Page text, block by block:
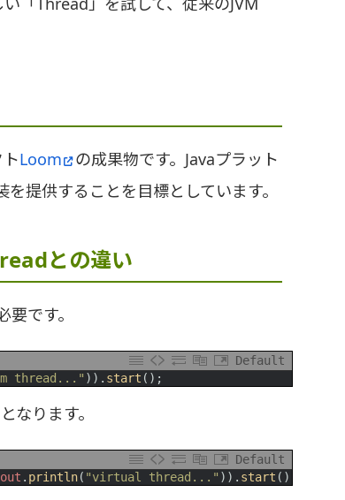
Loom
の成果物です。Javaプラット
提供することを目標としています。
との違い
です。
Default
thread..." ) ) . start ( ) ;
なります。
Default
out . println( "virtual thread..." ) ) . start ( )